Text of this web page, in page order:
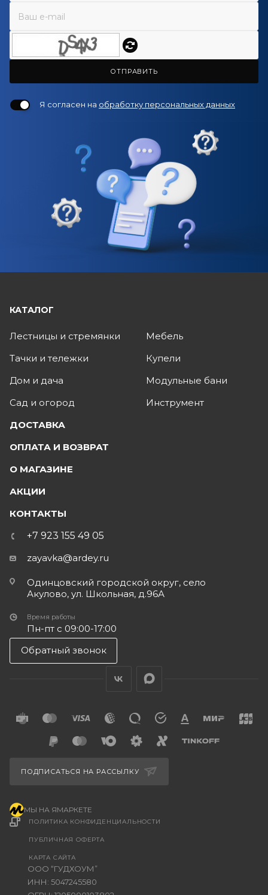
ОТПРАВИТЬ
Я согласен на обработку персональных данных
КАТАЛОГ
Лестницы и стремянки
Тачки и тележки
Дом и дача
Сад и огород
Мебель
Купели
Модульные бани
Инструмент
ДОСТАВКА
ОПЛАТА И ВОЗВРАТ
О МАГАЗИНЕ
АКЦИИ
КОНТАКТЫ
+7 923 155 49 05
zayavka@ardey.ru
Одинцовский городской округ, село
Акулово, ул. Школьная, д.96А
Время работы
Пн-пт с 09:00-17:00
Обратный звонок
ООО “ГУДХОУМ”
ИНН: 5047245580
ПОЛИТИКА КОНФИДЕНЦИАЛЬНОСТИ
ПУБЛИЧНАЯ ОФЕРТА
КАРТА САЙТА
ПОДПИСАТЬСЯ НА РАССЫЛКУ
МЫ НА ЯМАРКЕТЕ